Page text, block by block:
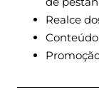
Realce